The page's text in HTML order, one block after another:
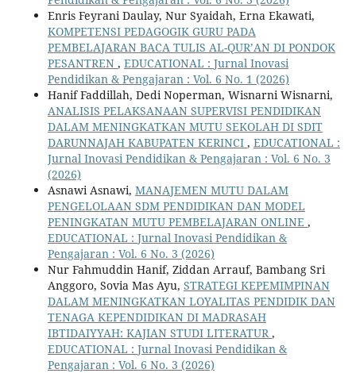
Enris Feyrani Daulay, Nur Syaidah, Erna Ekawati,
KOMPETENSI PEDAGOGIK GURU PADA
PEMBELAJARAN BACA TULIS AL-QUR’AN DI PONDOK
PESANTREN , EDUCATIONAL : Jurnal Inovasi
Pendidikan & Pengajaran : Vol. 6 No. 1 (2026)
Hanif Faddillah, Dedi Noperman, Wisnarni Wisnarni,
ANALISIS PELAKSANAAN SUPERVISI PENDIDIKAN
DALAM MENINGKATKAN MUTU SEKOLAH DI SDIT
DARUNNAJAH KABUPATEN KERINCI , EDUCATIONAL :
Jurnal Inovasi Pendidikan & Pengajaran : Vol. 6 No. 3
(2026)
Asnawi Asnawi, MANAJEMEN MUTU DALAM
PENGELOLAAN SDM PENDIDIKAN DAN MODEL
PENINGKATAN MUTU PEMBELAJARAN ONLINE ,
EDUCATIONAL : Jurnal Inovasi Pendidikan &
Pengajaran : Vol. 6 No. 3 (2026)
Nur Fahmuddin Hanif, Ziddan Arrauf, Bambang Sri
Anggoro, Sovia Mas Ayu, STRATEGI KEPEMIMPINAN
DALAM MENINGKATKAN LOYALITAS PENDIDIK DAN
TENAGA KEPENDIDIKAN DI MADRASAH
IBTIDAIYYAH: KAJIAN STUDI LITERATUR,
EDUCATIONAL : Jurnal Inovasi Pendidikan &
Pengajaran : Vol. 6 No. 3 (2026)